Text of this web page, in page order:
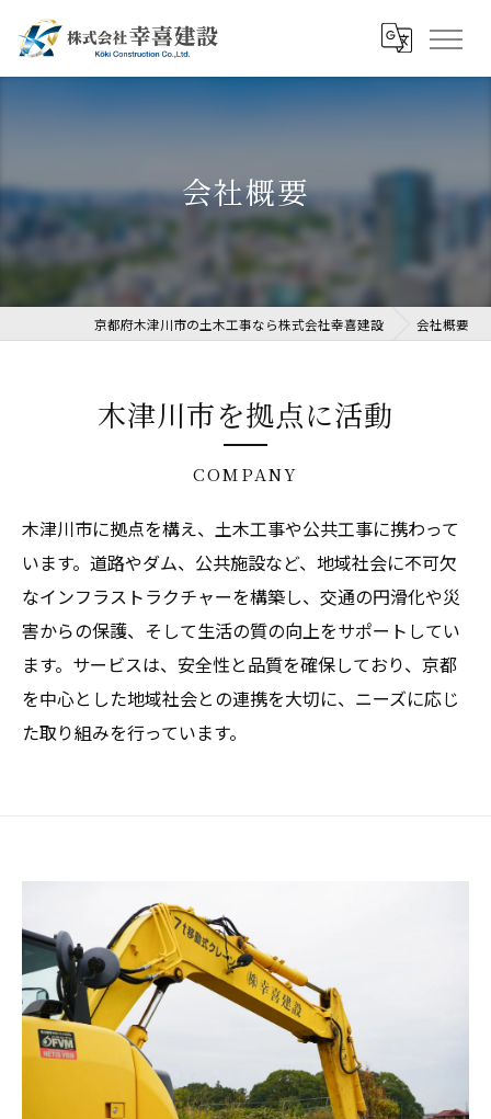
会社概要
京都府木津川市の土木工事なら株式会社幸喜建設 会社概要
木津川市を拠点に活動
COMPANY
木津川市に拠点を構え、土木工事や公共工事に携わって
います。道路やダム、公共施設など、地域社会に不可欠
なインフラストラクチャーを構築し、交通の円滑化や災
害からの保護、そして生活の質の向上をサポートしてい
ます。サービスは、安全性と品質を確保しており、京都
を中心とした地域社会との連携を大切に、ニーズに応じ
た取り組みを行っています。